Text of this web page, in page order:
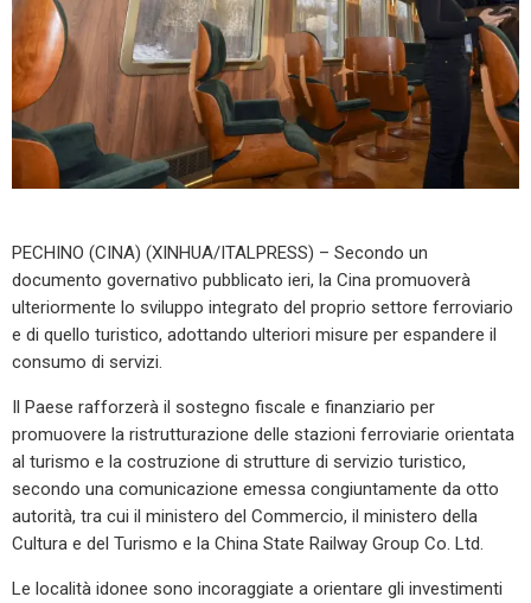
PECHINO (CINA) (XINHUA/ITALPRESS) – Secondo un
documento governativo pubblicato ieri, la Cina promuoverà
ulteriormente lo sviluppo integrato del proprio settore ferroviario
e di quello turistico, adottando ulteriori misure per espandere il
consumo di servizi.
Il Paese rafforzerà il sostegno fiscale e finanziario per
promuovere la ristrutturazione delle stazioni ferroviarie orientata
al turismo e la costruzione di strutture di servizio turistico,
secondo una comunicazione emessa congiuntamente da otto
autorità, tra cui il ministero del Commercio, il ministero della
Cultura e del Turismo e la China State Railway Group Co. Ltd.
Le località idonee sono incoraggiate a orientare gli investimenti